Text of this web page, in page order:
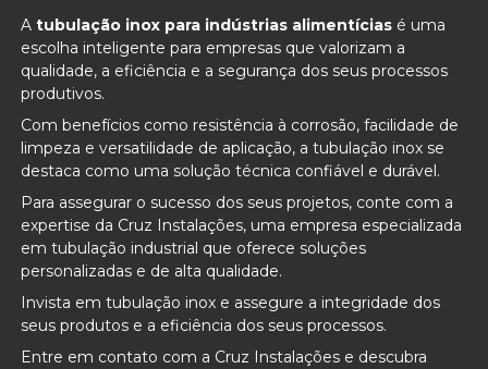
Atubulação inox para indústrias alimentícias é uma
escolha inteligente para empresas que valorizam a
qualidade, a eficiência e a segurança dos seus processos
produtivos.
Com benefícios como resistência à corrosão, facilidade de
limpeza e versatilidade de aplicação, a tubulação inox se
destaca como uma solução técnica confiável e durável.
Para assegurar o sucesso dos seus projetos, conte com a
expertise da Cruz Instalações, uma empresa especializada
em tubulação industrial que oferece soluções
personalizadas e de alta qualidade.
Invista em tubulação inox e assegure a integridade dos
seus produtos e a eficiência dos seus processos.
Entre em contato com a Cruz Instalações e descubra